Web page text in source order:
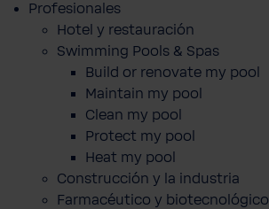
Profesionales
Hotel y restauración
Swimming Pools & Spas
Build or renovate my pool
Maintain my pool
Clean my pool
Protect my pool
Heat my pool
Construcción y la industria
Farmacéutico y biotecnológico